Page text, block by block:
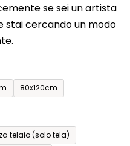
se sei un artista
stai cercando un modo
80x120cm
telaio (solo tela)